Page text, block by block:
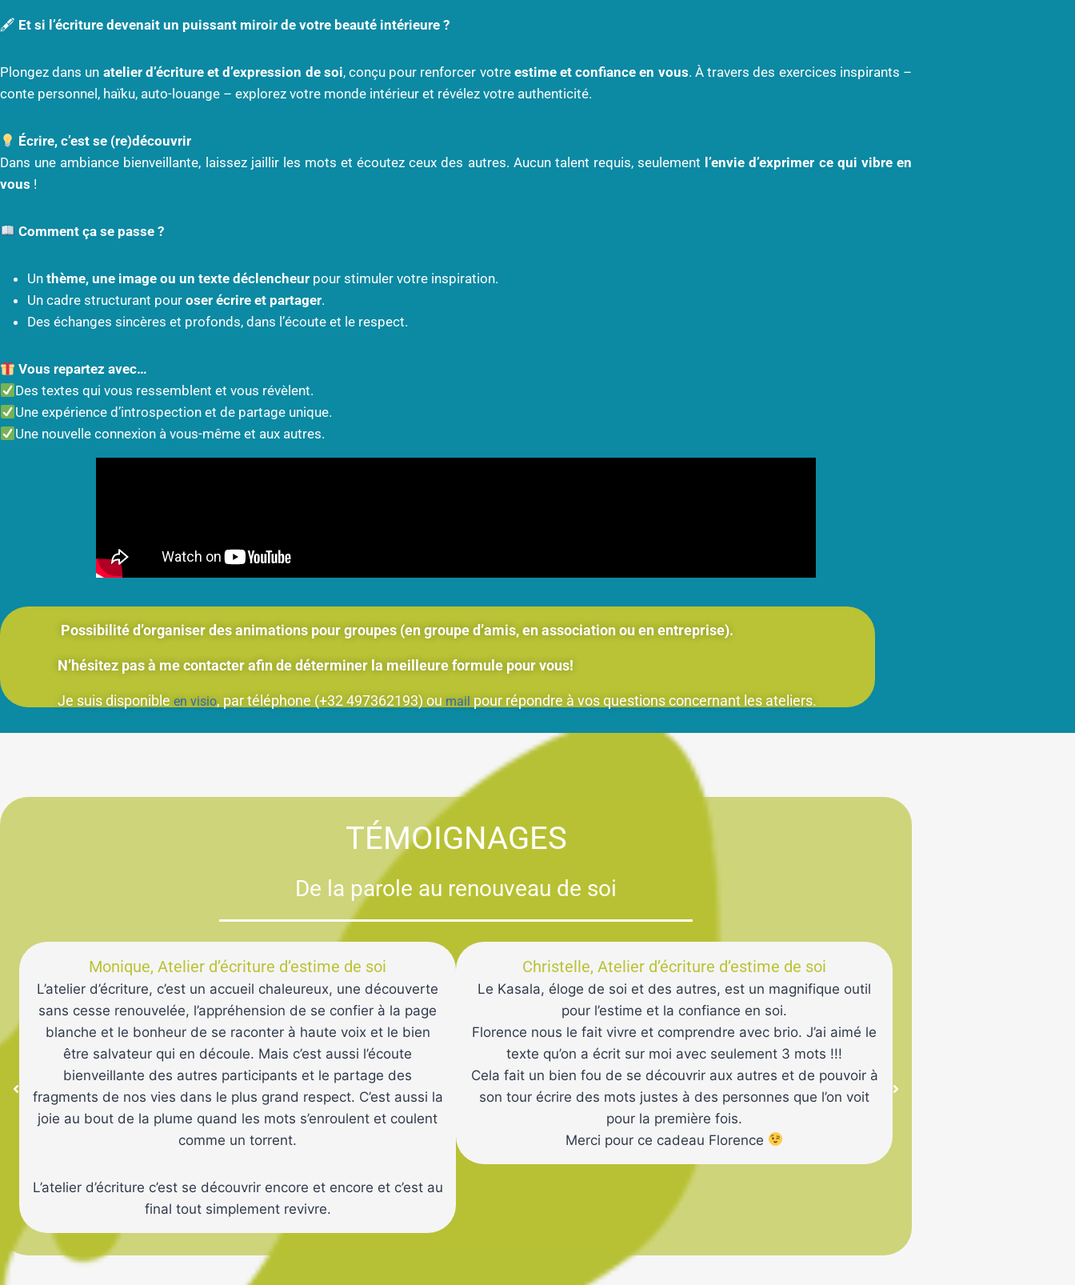
🖋 Et si l’écriture devenait un puissant miroir de votre beauté intérieure ?
Plongez dans un atelier d’écriture et d’expression de soi, conçu pour renforcer votre estime et confiance en vous. À travers des exercices inspirants –
conte personnel, haïku, auto-louange – explorez votre monde intérieur et révélez votre authenticité.
Écrire, c’est se (re)découvrir
Dans une ambiance bienveillante, laissez jaillir les mots et écoutez ceux des autres. Aucun talent requis, seulement l’envie d’exprimer ce qui vibre en
vous !
Comment ça se passe ?
Un thème, une image ou un texte déclencheur pour stimuler votre inspiration.
Un cadre structurant pour oser écrire et partager.
Des échanges sincères et profonds, dans l’écoute et le respect.
Vous repartez avec…
Des textes qui vous ressemblent et vous révèlent.
Une expérience d’introspection et de partage unique.
Une nouvelle connexion à vous-même et aux autres.
Possibilité d’organiser des animations pour groupes (en groupe d’amis, en association ou en entreprise).
N’hésitez pas à me contacter afin de déterminer la meilleure formule pour vous!
Je suis disponible en visio, par téléphone (+32 497362193) ou mail pour répondre à vos questions concernant les ateliers.
TÉMOIGNAGES
De la parole au renouveau de soi
Monique, Atelier d’écriture d’estime de soi
L’atelier d’écriture, c’est un accueil chaleureux, une découverte
sans cesse renouvelée, l’appréhension de se confier à la page
blanche et le bonheur de se raconter à haute voix et le bien
être salvateur qui en découle. Mais c’est aussi l’écoute
bienveillante des autres participants et le partage des
fragments de nos vies dans le plus grand respect. C’est aussi la
joie au bout de la plume quand les mots s’enroulent et coulent
comme un torrent.
L’atelier d’écriture c’est se découvrir encore et encore et c’est au
final tout simplement revivre.
Christelle, Atelier d’écriture d’estime de soi
Le Kasala, éloge de soi et des autres, est un magnifique outil
pour l’estime et la confiance en soi.
Florence nous le fait vivre et comprendre avec brio. J’ai aimé le
texte qu’on a écrit sur moi avec seulement 3 mots !!!
Cela fait un bien fou de se découvrir aux autres et de pouvoir à
son tour écrire des mots justes à des personnes que l’on voit
pour la première fois.
Merci pour ce cadeau Florence